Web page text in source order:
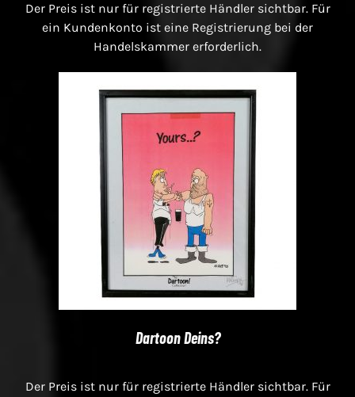
Der Preis ist nur für registrierte Händler sichtbar. Für
ein Kundenkonto ist eine Registrierung bei der
Handelskammer erforderlich.
Dartoon Deins?
Der Preis ist nur für registrierte Händler sichtbar. Für